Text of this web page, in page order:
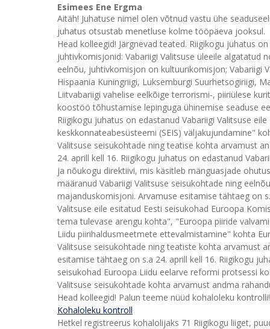
Esimees Ene Ergma
Aitäh! Juhatuse nimel olen võtnud vastu ühe
juhatus otsustab menetluse kolme tööpäeva jooksul.
Head kolleegid! Järgnevad teated. Riigikogu juhatus
juhtivkomisjonid: Vabariigi Valitsuse üleeile
eelnõu, juhtivkomisjon on kultuurikomisjon; Vabariigi
Hispaania Kuningriigi, Luksemburgi Suurhetsogiriigi,
Liitvabariigi vahelise eelkõige terrorismi‑, piiriülese
koostöö tõhustamise lepinguga ühinemise seaduse
Riigikogu juhatus on edastanud Vabariigi Valitsuse
keskkonnateabesüsteemi (SEIS) väljakujundamine"
Valitsuse seisukohtade ning teatise kohta arvamust
24. aprill kell 16. Riigikogu juhatus on edastanud
ja nõukogu direktiivi, mis käsitleb mänguasjade
määranud Vabariigi Valitsuse seisukohtade ning
majanduskomisjoni. Arvamuse esitamise tähtaeg on
Valitsuse eile esitatud Eesti seisukohad Euroopa
tema tulevase arengu kohta", "Euroopa piiride
Liidu piirihaldusmeetmete ettevalmistamine" kohta
Valitsuse seisukohtade ning teatiste kohta arvamust
esitamise tähtaeg on s.a 24. aprill kell 16. Riigikogu
seisukohad Euroopa Liidu eelarve reformi protsessi
Valitsuse seisukohtade kohta arvamust andma
Head kolleegid! Palun teeme nüüd kohaloleku kontrolli!
Kohaloleku kontroll
Hetkel registreerus kohalolijaks 71 Riigikogu liiget,